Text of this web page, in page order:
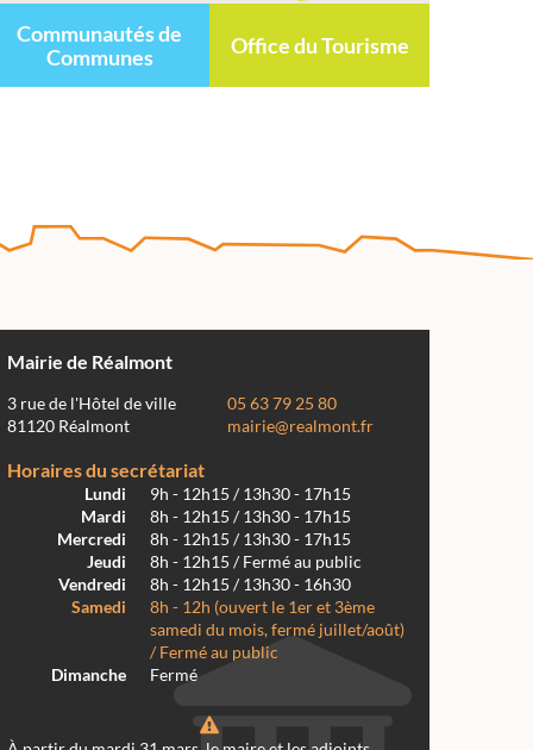
Communautés de
Communes
Office du Tourisme
Mairie de Réalmont
3 rue de l'Hôtel de ville
81120 Réalmont
05 63 79 25 80
mairie@realmont.fr
Horaires du secrétariat
Lundi
9h - 12h15 / 13h30 - 17h15
Mardi
8h - 12h15 / 13h30 - 17h15
Mercredi
8h - 12h15 / 13h30 - 17h15
Jeudi
8h - 12h15 / Fermé au public
Vendredi
8h - 12h15 / 13h30 - 16h30
Samedi
8h - 12h (ouvert le 1er et 3ème
samedi du mois, fermé juillet/août)
/ Fermé au public
Dimanche
Fermé